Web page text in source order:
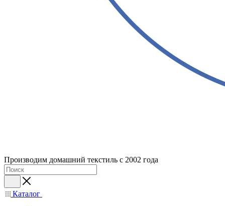
Производим домашний текстиль с 2002 года
Каталог